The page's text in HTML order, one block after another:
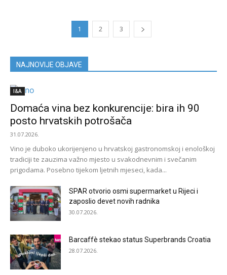
1 2 3
NAJNOVIJE OBJAVE
I&A
Domaća vina bez konkurencije: bira ih 90
posto hrvatskih potrošača
31.07.2026.
Vino je duboko ukorijenjeno u hrvatskoj gastronomskoj i enološkoj
tradiciji te zauzima važno mjesto u svakodnevnim i svečanim
prigodama. Posebno tijekom ljetnih mjeseci, kada...
SPAR otvorio osmi supermarket u Rijeci i
zaposlio devet novih radnika
30.07.2026.
Barcaffè stekao status Superbrands Croatia
28.07.2026.